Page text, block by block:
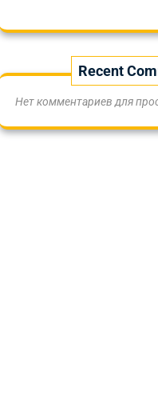
Recent
Нет комментариев для